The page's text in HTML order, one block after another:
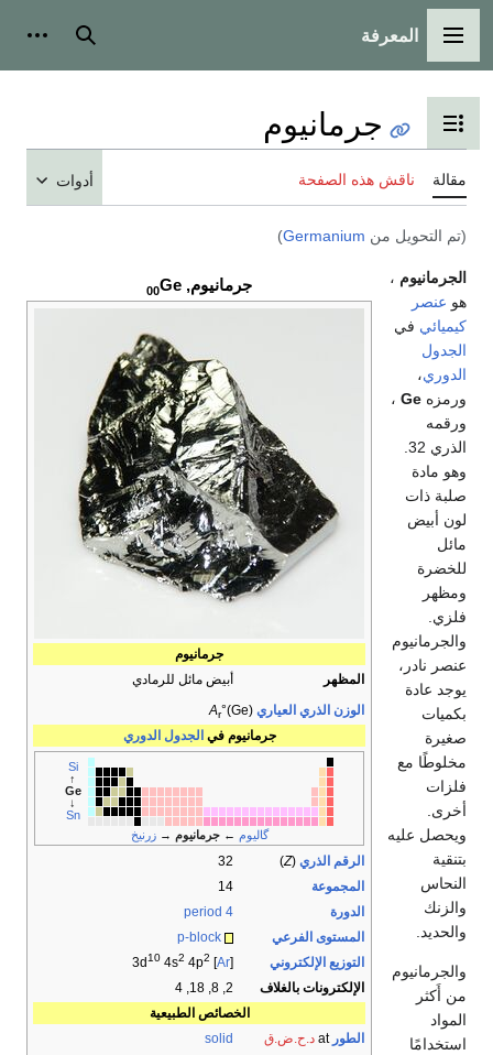
القائمة الرئيسية
المعرفة بحث
تبديل عرض جدول المحتويات
جرمانيوم
مقالة ناقش هذه الصفحة أدوات
(تم التحويل من Germanium
)
جرمانيوم, 00Ge
جرمانيوم
المظهر
أبيض مائل للرمادي
الوزن الذري العياري
Ar°(Ge)
جرمانيوم في الجدول الدوري
Si
↑
Ge
↓
Sn
گاليوم ←جرمانيوم →زرنيخ
الرقم الذري (
Z
)
32
المجموعة
14
الدورة
period 4
المستوى الفرعي
p-block
التوزيع الإلكتروني
[
Ar
] 3d
10 4s2 4p2
الإلكترونات بالغلاف
2, 8, 18, 4
الخصائص الطبيعية
الطور at د.ح.ض.ق
solid
الجرمانيوم ،
هو عنصر
كيميائي في
الجدول
الدوري،
ورمزه Ge ،
ورقمه
وهو مادة
صلبة ذات
لون أبيض
مائل
للخضرة
ومظهر
فلزي.
والجرمانيوم
عنصر نادر،
يوجد عادة
بكميات
صغيرة
مخلوطًا مع
فلزات
أخرى.
ويحصل عليه
بتنقية
النحاس
والزنك
والحديد.
والجرمانيوم
من أَكثر
المواد
استخدامًا